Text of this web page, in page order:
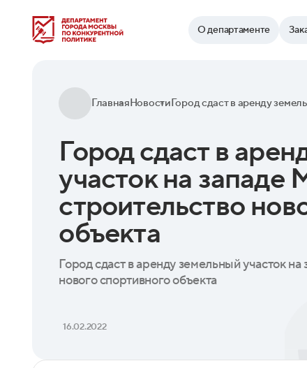
О департаменте
ГлавнаяНовости
Город сдаст в
участок на западе
строительство
объекта
Город сдаст в аренду земельный участок
нового спортивного объекта
16.02.2022